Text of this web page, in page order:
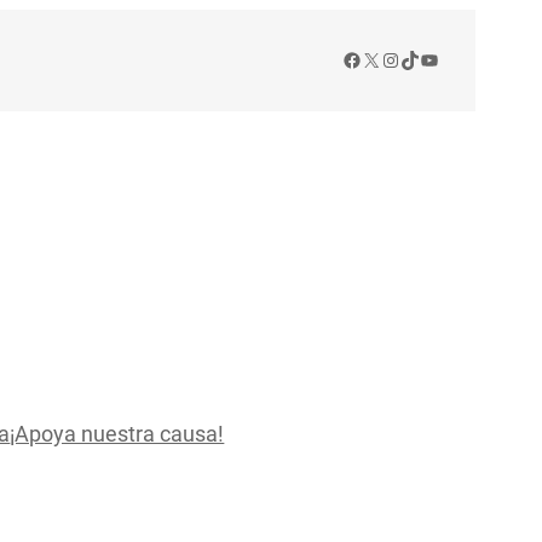
Facebook
X Instagram
TikTok
YouTube
¡Apoya nuestra causa!